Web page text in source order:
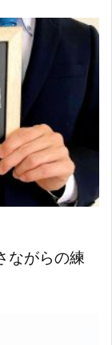
ながらの練